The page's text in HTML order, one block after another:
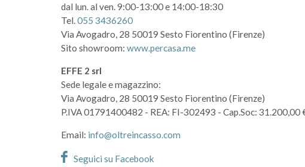
dal lun. al ven. 9:00-13:00 e 14:00-18:30
Tel.055 3436260
Via Avogadro, 28 50019 Sesto Fiorentino (Firenze)
Sito showroom: www.percasa.me
EFFE 2 srl
Sede legale e magazzino:
Via Avogadro, 28 50019 Sesto Fiorentino (Firenze)
P.IVA 01791400482 - REA: FI-302493 - Cap.Soc: 31.200,00
Email: info@oltreincasso.com
Seguici su Facebook